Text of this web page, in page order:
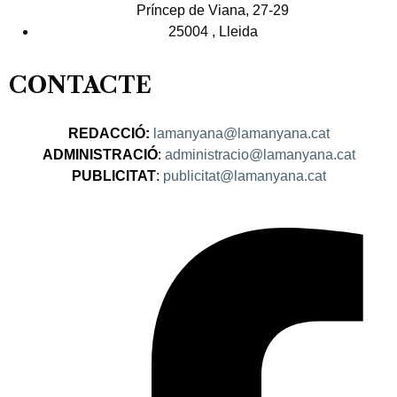
Príncep de Viana, 27-29
25004 , Lleida
CONTACTE
REDACCIÓ: lamanyana@lamanyana.cat
ADMINISTRACIÓ: administracio@lamanyana.cat
PUBLICITAT: publicitat@lamanyana.cat